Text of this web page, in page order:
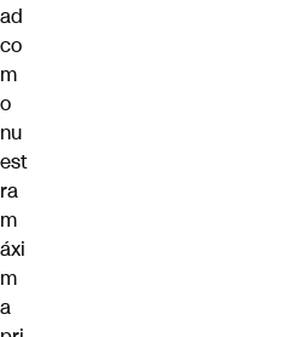
ad
co
m
o
nu
est
ra
m
áxi
m
a